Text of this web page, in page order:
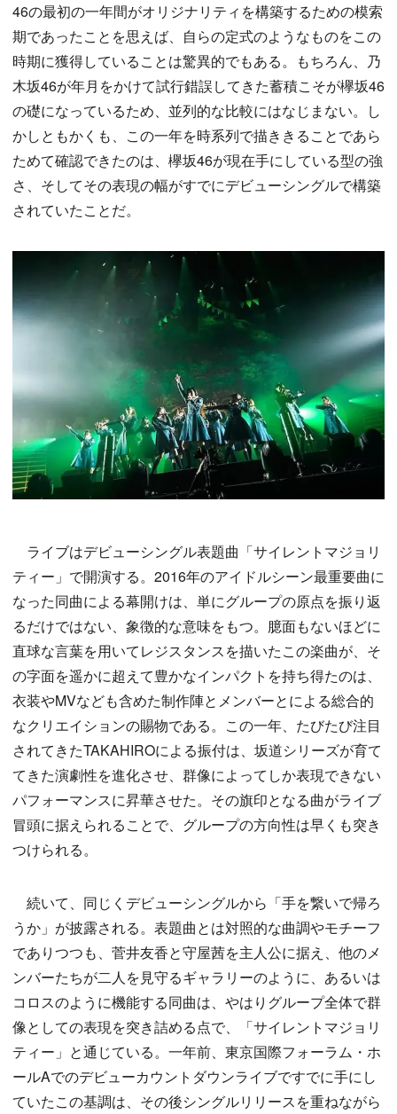
46の最初の一年間がオリジナリティを構築するための模索
期であったことを思えば、自らの定式のようなものをこの
時期に獲得していることは驚異的でもある。もちろん、乃
木坂46が年月をかけて試行錯誤してきた蓄積こそが欅坂46
の礎になっているため、並列的な比較にはなじまない。し
かしともかくも、この一年を時系列で描ききることであら
ためて確認できたのは、欅坂46が現在手にしている型の強
さ、そしてその表現の幅がすでにデビューシングルで構築
されていたことだ。
ライブはデビューシングル表題曲「サイレントマジョリ
ティー」で開演する。2016年のアイドルシーン最重要曲に
なった同曲による幕開けは、単にグループの原点を振り返
るだけではない、象徴的な意味をもつ。臆面もないほどに
直球な言葉を用いてレジスタンスを描いたこの楽曲が、そ
の字面を遥かに超えて豊かなインパクトを持ち得たのは、
衣装やMVなども含めた制作陣とメンバーとによる総合的
なクリエイションの賜物である。この一年、たびたび注目
されてきたTAKAHIROによる振付は、坂道シリーズが育て
てきた演劇性を進化させ、群像によってしか表現できない
パフォーマンスに昇華させた。その旗印となる曲がライブ
冒頭に据えられることで、グループの方向性は早くも突き
つけられる。
続いて、同じくデビューシングルから「手を繋いで帰ろ
うか」が披露される。表題曲とは対照的な曲調やモチーフ
でありつつも、菅井友香と守屋茜を主人公に据え、他のメ
ンバーたちが二人を見守るギャラリーのように、あるいは
コロスのように機能する同曲は、やはりグループ全体で群
像としての表現を突き詰める点で、「サイレントマジョリ
ティー」と通じている。一年前、東京国際フォーラム・ホ
ールAでのデビューカウントダウンライブですでに手にし
ていたこの基調は、その後シングルリリースを重ねながら